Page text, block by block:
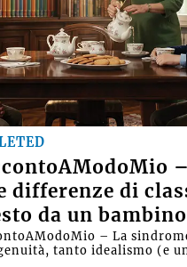
differenze di
da un bambino
– La
tanto idealismo (e